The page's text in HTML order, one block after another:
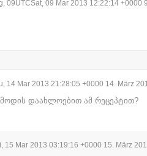
09UTCSat, 09 Mar 2013 12:22:14 +0000
14 Mar 2013 21:28:05 +0000 14. März
დაახლოებით ამ რეცეპტით?
15 Mar 2013 03:19:16 +0000 15. März